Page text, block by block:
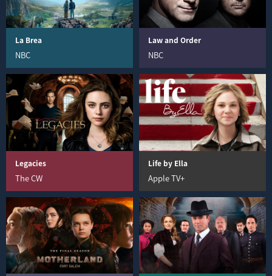
La Brea
NBC
Law and Order
NBC
Legacies
The CW
Life by Ella
Apple TV+